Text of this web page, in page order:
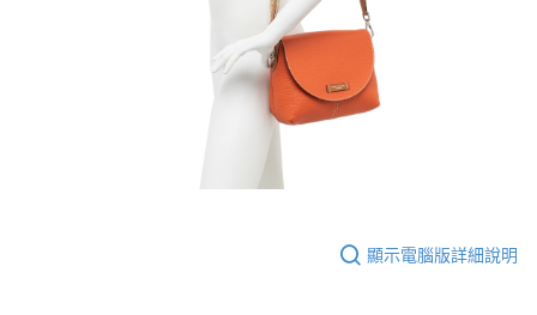
顯示電腦版詳細說明